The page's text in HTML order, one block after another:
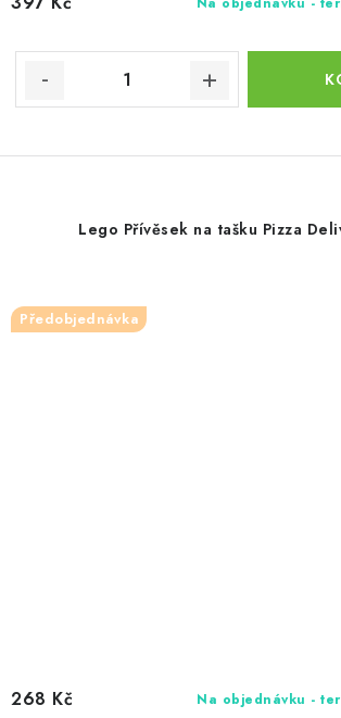
Lego Přívěsek na tašku Pizza
Předobjednávka
Na objednávku -
268 Kč